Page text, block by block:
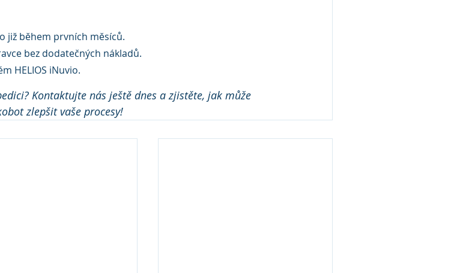
již během prvních měsíců.
bez dodatečných nákladů.
HELIOS iNuvio.
Kontaktujte nás ještě dnes a zjistěte, jak může
zlepšit vaše procesy!